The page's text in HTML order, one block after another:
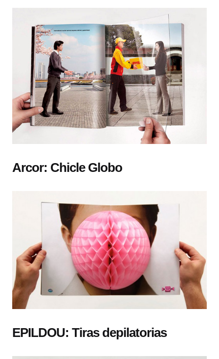
Arcor: Chicle Globo
EPILDOU: Tiras depilatorias